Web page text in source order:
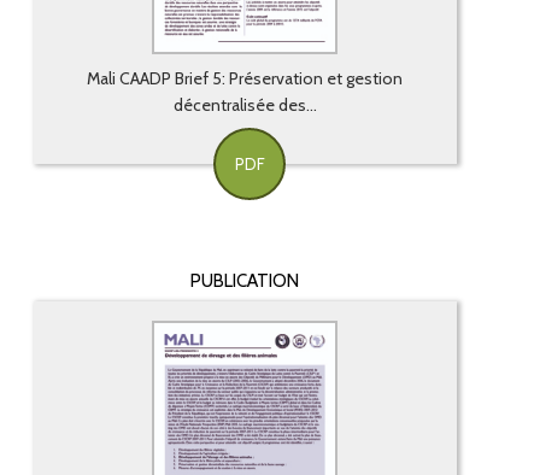
Mali CAADP Brief 5: Préservation et gestion
décentralisée des...
PDF
PUBLICATION